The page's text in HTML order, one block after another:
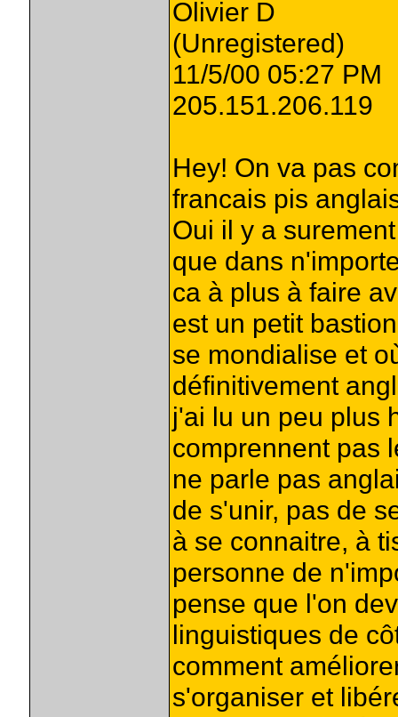
Olivier D
(Unregistered)
11/5/00 05:27 PM
205.151.206.119
Hey! On va pas
francais pis
Oui il y a
que dans
ca à plus à faire
est un petit
se mondialise et
définitivement
j'ai lu un peu plus
comprennent pas
ne parle pas
de s'unir, pas de
à se connaitre, à
personne de
pense que l'on
linguistiques de
comment
s'organiser et